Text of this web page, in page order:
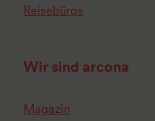
Reisebüros
Wir sind arcona
Magazin